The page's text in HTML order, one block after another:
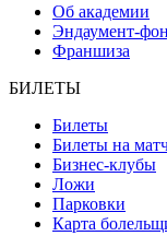
Об академии
Эндаумент-
Франшиза
БИЛЕТЫ
Билеты
Билеты на
Бизнес-клубы
Ложи
Парковки
Карта